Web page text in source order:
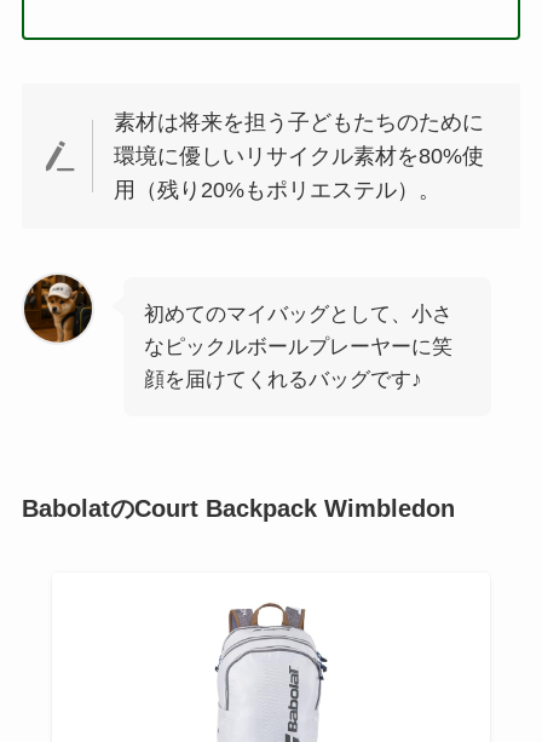
素材は将来を担う子どもたちのために
環境に優しいリサイクル素材を80%使
用（残り20%もポリエステル）。
初めてのマイバッグとして、小さ
なピックルボールプレーヤーに笑
顔を届けてくれるバッグです♪
BabolatのCourt Backpack Wimbledon